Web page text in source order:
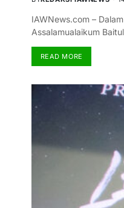
IAWNews.com –
Assalamualaikum
READ MORE